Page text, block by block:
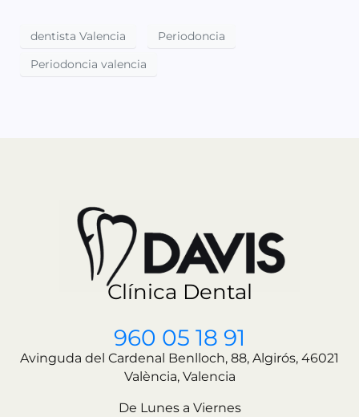
dentista Valencia
Periodoncia
Periodoncia valencia
Clínica Dental
960 05 18 91
Avinguda del Cardenal Benlloch, 88, Algirós, 46021
València, Valencia
De Lunes a Viernes